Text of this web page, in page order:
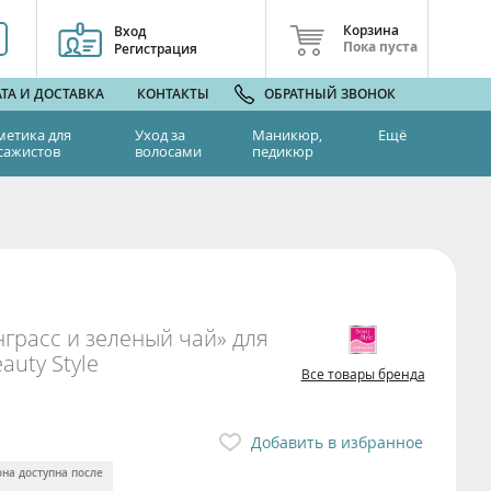
Вход
Регистрация
Корзина
Пока пуста
И ДОСТАВКА КОНТАКТЫ ОБРАТНЫЙ ЗВОНОК
для
Уход за
волосами
Маникюр,
педикюр
Ещё
и зеленый чай» для
Style
Все товары бренда
Добавить в избранное
доступна после